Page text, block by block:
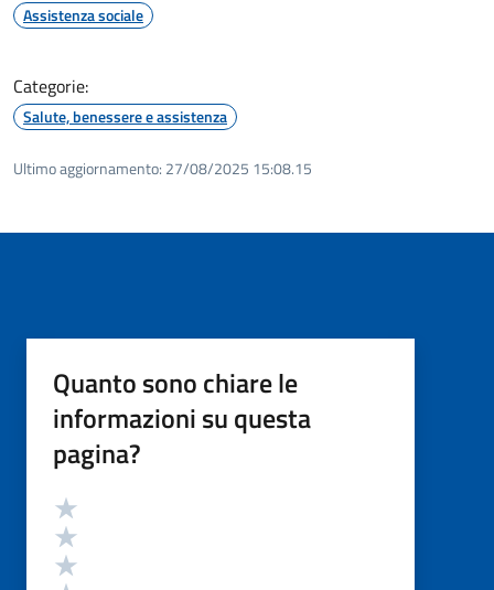
Assistenza sociale
Categorie:
Salute, benessere e assistenza
Ultimo aggiornamento: 27/08/2025 15:08.15
Quanto sono chiare le
informazioni su questa
pagina?
Valutazione